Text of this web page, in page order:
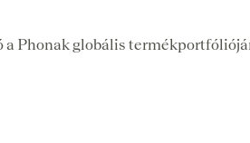
Phonak globális